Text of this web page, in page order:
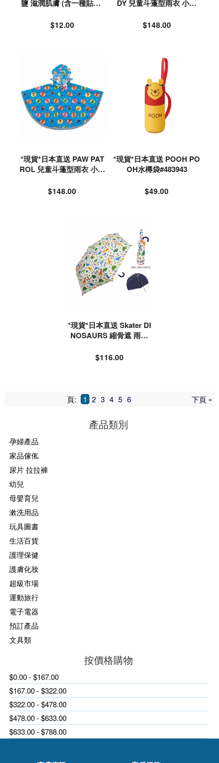
產品類別
孕婦產品
家品傢俬
尿片 拉拉褲
幼兒
母嬰育兒
漱洗用品
玩具圖書
生活百貨
護理保健
護膚化妝
超級市場
運動旅行
電子電器
預訂產品
文具類
按價格購物
$0.00 - $167.00
$167.00 - $322.00
$322.00 - $478.00
$478.00 - $633.00
$633.00 - $788.00
鹽 滋潤肌膚 (含一種貼紙-
$12.00
DY 兒童斗蓬型雨衣 小童
$148.00
*現貨*日本直送 PAW PAT
ROL 兒童斗蓬型雨衣 小童
$148.00
*現貨*日本直送 POOH PO
OH水樽袋#483943
$49.00
*現貨*日本直送 Skater DI
NOSAURS 縮骨遮 雨遮
$116.00
下頁 »
頁: 1 2 3 4 5 6